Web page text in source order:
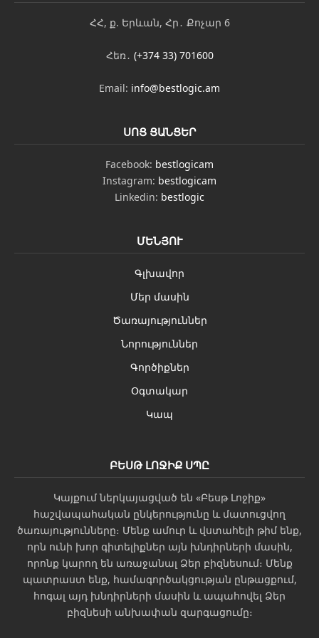
ՀՀ, ք. Երևան, Հր․ Քոչար 6
Հեռ․ (+374 33) 701600
Email: info@bestlogic.am
ՍՈՑ ՑԱՆՑԵՐ
Facebook: bestlogicam
Instagram: bestlogicam
Linkedin: bestlogic
ՄԵՆՅՈՒ
Գլխավոր
Մեր մասին
Ծառայություններ
Նորություններ
Գործիքներ
Օգտակար
Կապ
ԲԵՍԹ ԼՈՋԻՔ ՍՊԸ
Կայքում ներկայացված են «Բեսթ Լոջիք»
հաշվապահական ընկերությունը և մատուցվող
ծառայությունները։ Մենք ամուր և վստահելի թիմ ենք,
որն ունի խոր գիտելիքներ այն խնդիրների մասին,
որոնք կարող են առաջանալ Ձեր բիզնեսում։ Մենք
պատրաստ ենք, համագործակցության ընթացքում,
հոգալ այդ խնդիրների մասին և ապահովել Ձեր
բիզնեսի անխափան զարգացումը։